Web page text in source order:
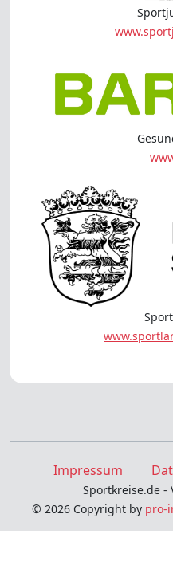
Impressum
Sportkreise.de -
© 2026 Copyright by pro-